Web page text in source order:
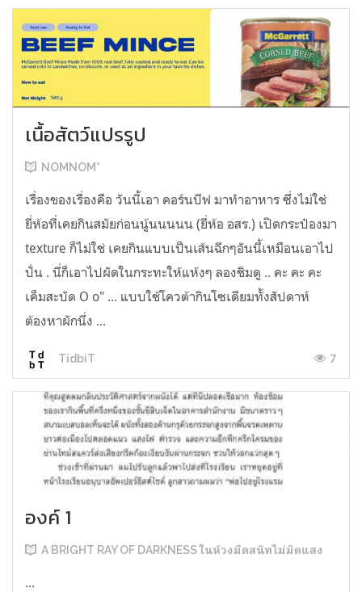
เนื้อสัตว์แปรรูป
NOMNOM*
เรื่องของเรื่องคือ วันนี้เอา คอร์นบีฟ มาทำอาหาร ซึ่งไม่ใช่
ยี่ห้อที่เคยกินสมัยก่อนนู้นนนนน (ยี่ห้อ อสร.) เปิดกระป๋องมา
texture ก็ไม่ใช่ เคยกินแบบเป็นเส้นฉีกๆอันนี้เหมือนเอาไป
ปั่น . นี่ก็เอาไปผัดในกระทะให้แห้งๆ ลองชิมดู .. คะ คะ คะ
เค็มสะบัด O o" ... แบบใช้โควต้ากินโซเดียมทั้งสัปดาห์
ต้องหาผักนึ่ง ...
TidbiT 7
องค์ 1
A BRIGHT RAY OF DARKNESS ในห้วงมืดสนิทไม่มิดแสง
...